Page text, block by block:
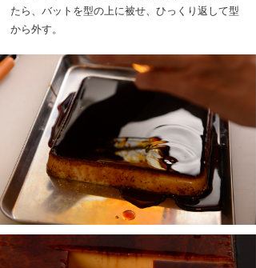
たら、バットを型の上に被せ、ひっくり返して型
から外す。